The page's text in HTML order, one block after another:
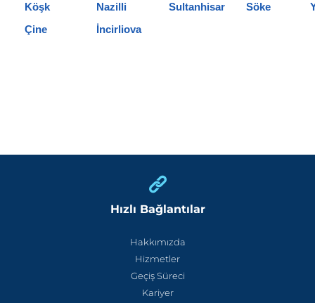
Köşk
Nazilli Sultanhisar Söke
Çine
İncirliova
Hızlı Bağlantılar
Hakkımızda
Hizmetler
Geçiş Süreci
Kariyer